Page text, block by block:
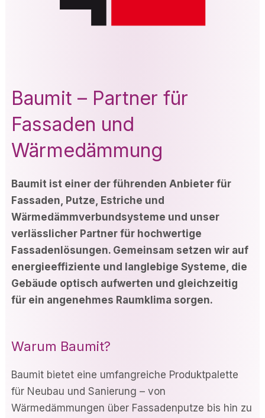
Baumit – Partner für
Fassaden und
Wärmedämmung
Baumit ist einer der führenden Anbieter für
Fassaden, Putze, Estriche und
Wärmedämmverbundsysteme und unser
verlässlicher Partner für hochwertige
Fassadenlösungen. Gemeinsam setzen wir auf
energieeffiziente und langlebige Systeme, die
Gebäude optisch aufwerten und gleichzeitig
für ein angenehmes Raumklima sorgen.
Warum Baumit?
Baumit bietet eine umfangreiche Produktpalette
für Neubau und Sanierung – von
Wärmedämmungen über Fassadenputze bis hin zu